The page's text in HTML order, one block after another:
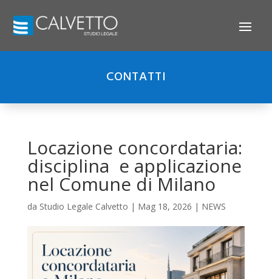
CONTATTI
Locazione concordataria:
disciplina e applicazione
nel Comune di Milano
da Studio Legale Calvetto | Mag 18, 2026 | NEWS